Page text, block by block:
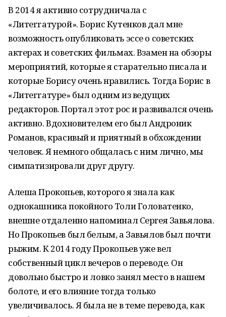
В 2014 я активно сотрудничала с
«Литеrrатурой». Борис Кутенков дал мне
возможность опубликовать эссе о советских
актерах и советских фильмах. Взамен на обзоры
мероприятий, которые я старательно писала и
которые Борису очень нравились. Тогда Борис в
«Литеrrатуре» был одним из ведущих
редакторов. Портал этот рос и развивался очень
активно. Вдохновителем его был Андроник
Романов, красивый и приятный в обхождении
человек. Я немного общалась с ним лично, мы
симпатизировали друг другу.
Алеша Прокопьев, которого я знала как
однокашника покойного Толи Головатенко,
внешне отдаленно напоминал Сергея Завьялова.
Но Прокопьев был белым, а Завьялов был почти
рыжим. К 2014 году Прокопьев уже вел
собственный цикл вечеров о переводе. Он
довольно быстро и ловко занял место в нашем
болоте, и его влияние тогда только
увеличивалось. Я была не в теме перевода, как